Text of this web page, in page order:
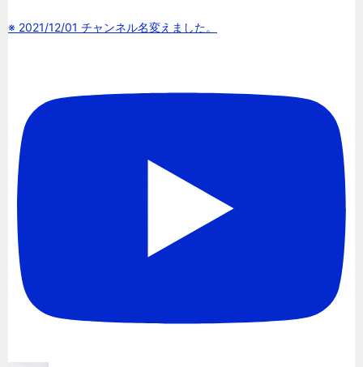
※ 2021/12/01 チャンネル名変えました。